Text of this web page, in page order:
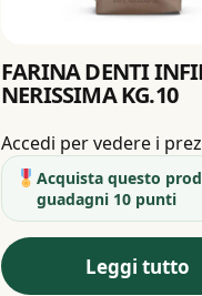
FARINA DENTI
NERISSIMA KG.10
Accedi per vedere i
Acquista questo
guadagni 10 punti
Leggi tutto